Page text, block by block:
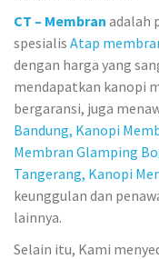
CT – Membran adalah
spesialis Atap
dengan harga yang
mendapatkan kanopi
bergaransi, juga
Bandung, Kanopi
Membran Glamping
Tangerang, Kanopi
keunggulan dan
lainnya.
Selain itu, Kami